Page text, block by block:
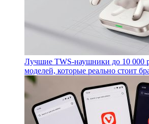
Лучшие TWS-наушники до 10 000
моделей, которые реально стоит